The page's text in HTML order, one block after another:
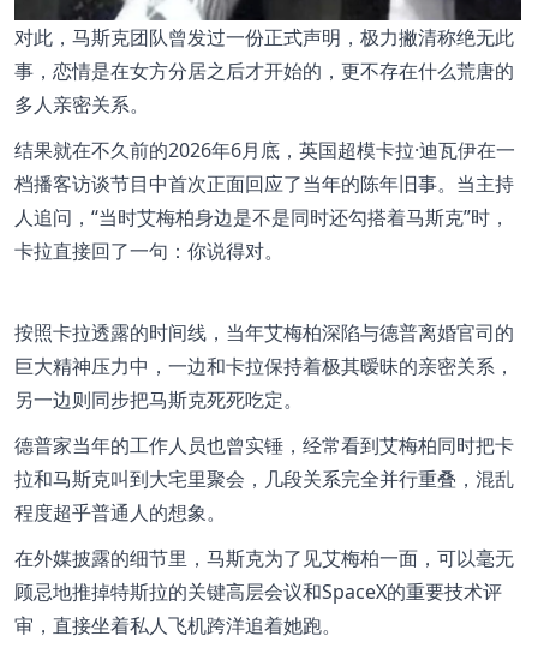
对此，马斯克团队曾发过一份正式声明，极力撇清称绝无此
事，恋情是在女方分居之后才开始的，更不存在什么荒唐的
多人亲密关系。
结果就在不久前的2026年6月底，英国超模卡拉·迪瓦伊在一
档播客访谈节目中首次正面回应了当年的陈年旧事。当主持
人追问，“当时艾梅柏身边是不是同时还勾搭着马斯克”时，
卡拉直接回了一句：你说得对。
按照卡拉透露的时间线，当年艾梅柏深陷与德普离婚官司的
巨大精神压力中，一边和卡拉保持着极其暧昧的亲密关系，
另一边则同步把马斯克死死吃定。
德普家当年的工作人员也曾实锤，经常看到艾梅柏同时把卡
拉和马斯克叫到大宅里聚会，几段关系完全并行重叠，混乱
程度超乎普通人的想象。
在外媒披露的细节里，马斯克为了见艾梅柏一面，可以毫无
顾忌地推掉特斯拉的关键高层会议和SpaceX的重要技术评
审，直接坐着私人飞机跨洋追着她跑。